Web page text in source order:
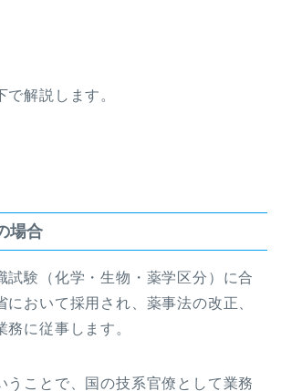
解説します。
場合
試験（化学・生物・薬学区分）に合
において採用され、薬事法の改正、
務に従事します。
うことで、国の技系官僚として業務